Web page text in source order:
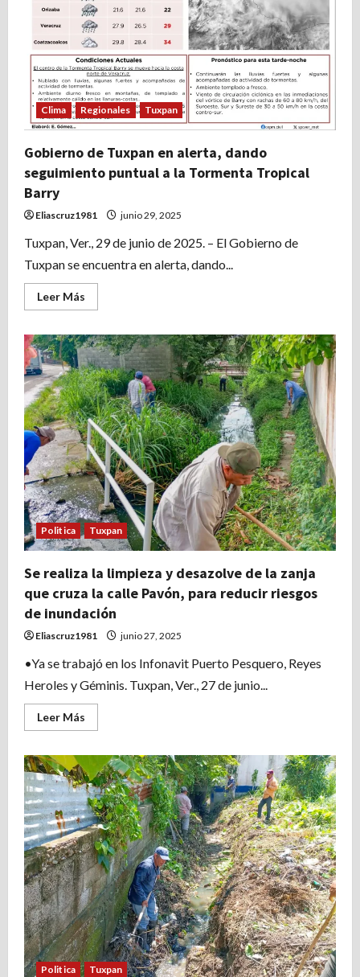
Civil
Clima Regionales Tuxpan
Gobierno de Tuxpan en alerta, dando
seguimiento puntual a la Tormenta Tropical
Barry
Eliascruz1981 junio 29, 2025
Tuxpan, Ver., 29 de junio de 2025. – El Gobierno de
Tuxpan se encuentra en alerta, dando...
Leer Más
más
Gobierno
de
Tuxpan
en
alerta,
dando
seguimiento
puntual
a
la
Tormenta
Tropical
Barry
Politica Tuxpan
Se realiza la limpieza y desazolve de la zanja
que cruza la calle Pavón, para reducir riesgos
de inundación
Eliascruz1981 junio 27, 2025
•Ya se trabajó en los Infonavit Puerto Pesquero, Reyes
Heroles y Géminis. Tuxpan, Ver., 27 de junio...
Leer Más
más
Se
realiza
la
limpieza
y
desazolve
de
la
zanja
que
cruza
la
calle
Pavón,
para
reducir
riesgos
de
inundación
Politica Tuxpan